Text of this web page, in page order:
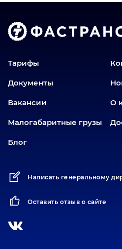
Тарифы
Документы
Вакансии О
Малогабаритные грузы
Блог
Написать генеральному
Оставить отзыв о сайте